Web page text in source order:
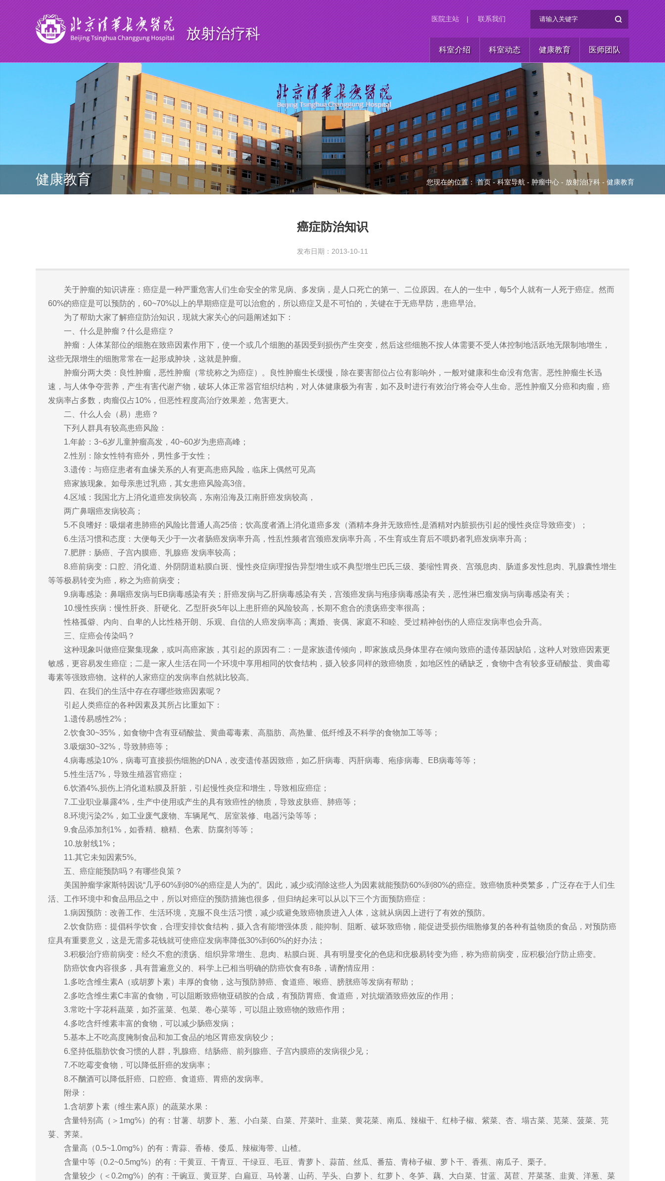
放射治疗科
医院主站 | 联系我们
科室介绍 科室动态 健康教育 医师团队
健康教育 您现在的位置：首页-科室导航 - 肿瘤中心 - 放射治疗科 - 健康教育
癌症防治知识
发布日期：2013-10-11
关于肿瘤的知识讲座：癌症是一种严重危害人们生命安全的常见病、多发病，是人口死亡的第一、二位原因。在人的一生中，每5个人就有一人死于癌症。然而
60%的癌症是可以预防的，60~70%以上的早期癌症是可以治愈的，所以癌症又是不可怕的，关键在于无癌早防，患癌早治。
为了帮助大家了解癌症防治知识，现就大家关心的问题阐述如下：
一、什么是肿瘤？什么是癌症？
肿瘤：人体某部位的细胞在致癌因素作用下，使一个或几个细胞的基因受到损伤产生突变，然后这些细胞不按人体需要不受人体控制地活跃地无限制地增生，
这些无限增生的细胞常常在一起形成肿块，这就是肿瘤。
肿瘤分两大类：良性肿瘤，恶性肿瘤（常统称之为癌症）。良性肿瘤生长缓慢，除在要害部位占位有影响外，一般对健康和生命没有危害。恶性肿瘤生长迅
速，与人体争夺营养，产生有害代谢产物，破坏人体正常器官组织结构，对人体健康极为有害，如不及时进行有效治疗将会夺人生命。恶性肿瘤又分癌和肉瘤，癌
发病率占多数，肉瘤仅占10%，但恶性程度高治疗效果差，危害更大。
二、什么人会（易）患癌？
下列人群具有较高患癌风险：
1.年龄：3~6岁儿童肿瘤高发，40~60岁为患癌高峰；
2.性别：除女性特有癌外，男性多于女性；
3.遗传：与癌症患者有血缘关系的人有更高患癌风险，临床上偶然可见高
癌家族现象。如母亲患过乳癌，其女患癌风险高3倍。
4.区域：我国北方上消化道癌发病较高，东南沿海及江南肝癌发病较高，
两广鼻咽癌发病较高；
5.不良嗜好：吸烟者患肺癌的风险比普通人高25倍；饮高度者酒上消化道癌多发（酒精本身并无致癌性,是酒精对内脏损伤引起的慢性炎症导致癌变）；
6.生活习惯和态度：大便每天少于一次者肠癌发病率升高，性乱性频者宫颈癌发病率升高，不生育或生育后不喂奶者乳癌发病率升高；
7.肥胖：肠癌、子宫内膜癌、乳腺癌 发病率较高；
8.癌前病变：口腔、消化道、外阴阴道粘膜白斑、慢性炎症病理报告异型增生或不典型增生巴氏三级、萎缩性胃炎、宫颈息肉、肠道多发性息肉、乳腺囊性增生
等等极易转变为癌，称之为癌前病变；
9.病毒感染：鼻咽癌发病与EB病毒感染有关；肝癌发病与乙肝病毒感染有关，宫颈癌发病与疱疹病毒感染有关，恶性淋巴瘤发病与病毒感染有关；
10.慢性疾病：慢性肝炎、肝硬化、乙型肝炎5年以上患肝癌的风险较高，长期不愈合的溃疡癌变率很高；
性格孤僻、内向、自卑的人比性格开朗、乐观、自信的人癌发病率高；离婚、丧偶、家庭不和睦、受过精神创伤的人癌症发病率也会升高。
三、症癌会传染吗？
这种现象叫做癌症聚集现象，或叫高癌家族，其引起的原因有二：一是家族遗传倾向，即家族成员身体里存在倾向致癌的遗传基因缺陷，这种人对致癌因素更
敏感，更容易发生癌症；二是一家人生活在同一个环境中享用相同的饮食结构，摄入较多同样的致癌物质，如地区性的硒缺乏，食物中含有较多亚硝酸盐、黄曲霉
毒素等强致癌物。这样的人家癌症的发病率自然就比较高。
四、在我们的生活中存在存哪些致癌因素呢？
引起人类癌症的各种因素及其所占比重如下：
1.遗传易感性2%；
2.饮食30~35%，如食物中含有亚硝酸盐、黄曲霉毒素、高脂肪、高热量、低纤维及不科学的食物加工等等；
3.吸烟30~32%，导致肺癌等；
4.病毒感染10%，病毒可直接损伤细胞的DNA，改变遗传基因致癌，如乙肝病毒、丙肝病毒、疱疹病毒、EB病毒等等；
5.性生活7%，导致生殖器官癌症；
6.饮酒4%,损伤上消化道粘膜及肝脏，引起慢性炎症和增生，导致相应癌症；
7.工业职业暴露4%，生产中使用或产生的具有致癌性的物质，导致皮肤癌、肺癌等；
8.环境污染2%，如工业废气废物、车辆尾气、居室装修、电器污染等等；
9.食品添加剂1%，如香精、糖精、色素、防腐剂等等；
10.放射线1%；
11.其它未知因素5%。
五、癌症能预防吗？有哪些良策？
美国肿瘤学家斯特因说“几乎60%到80%的癌症是人为的”。因此，减少或消除这些人为因素就能预防60%到80%的癌症。致癌物质种类繁多，广泛存在于人们生
活、工作环境中和食品用品之中，所以对癌症的预防措施也很多，但归纳起来可以从以下三个方面预防癌症：
1.病因预防：改善工作、生活环境，克服不良生活习惯，减少或避免致癌物质进入人体，这就从病因上进行了有效的预防。
2.饮食防癌：提倡科学饮食，合理安排饮食结构，摄入含有能增强体质，能抑制、阻断、破坏致癌物，能促进受损伤细胞修复的各种有益物质的食品，对预防癌
症具有重要意义，这是无需多花钱就可使癌症发病率降低30%到60%的好办法；
3.积极治疗癌前病变：经久不愈的溃疡、组织异常增生、息肉、粘膜白斑、具有明显变化的色痣和疣极易转变为癌，称为癌前病变，应积极治疗防止癌变。
防癌饮食内容很多，具有普遍意义的、科学上已相当明确的防癌饮食有8条，请酌情应用：
1.多吃含维生素A（或胡萝卜素）丰厚的食物，这与预防肺癌、食道癌、喉癌、膀胱癌等发病有帮助；
2.多吃含维生素C丰富的食物，可以阻断致癌物亚硝胺的合成，有预防胃癌、食道癌，对抗烟酒致癌效应的作用；
3.常吃十字花科蔬菜，如芥蓝菜、包菜、卷心菜等，可以阻止致癌物的致癌作用；
4.多吃含纤维素丰富的食物，可以减少肠癌发病；
5.基本上不吃高度腌制食品和加工食品的地区胃癌发病较少；
6.坚持低脂肪饮食习惯的人群，乳腺癌、结肠癌、前列腺癌、子宫内膜癌的发病很少见；
7.不吃霉变食物，可以降低肝癌的发病率；
8.不酗酒可以降低肝癌、口腔癌、食道癌、胃癌的发病率。
附录：
1.含胡萝卜素（维生素A原）的蔬菜水果：
含量特别高（＞1mg%）的有：甘薯、胡萝卜、葱、小白菜、白菜、芹菜叶、韭菜、黄花菜、南瓜、辣椒干、红柿子椒、紫菜、杏、塌古菜、苋菜、菠菜、芫
荽、荠菜。
含量高（0.5~1.0mg%）的有：青蒜、香椿、倭瓜、辣椒海带、山楂。
含量中等（0.2~0.5mg%）的有：干黄豆、干青豆、干绿豆、毛豆、青萝卜、蒜苗、丝瓜、番茄、青柿子椒、萝卜干、香蕉、南瓜子、栗子。
含量较少（＜0.2mg%）的有：干豌豆、黄豆芽、白扁豆、马铃薯、山药、芋头、白萝卜、红萝卜、冬笋、藕、大白菜、甘蓝、莴苣、芹菜茎、韭黄、洋葱、菜